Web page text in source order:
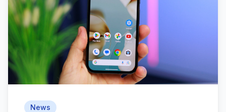
News